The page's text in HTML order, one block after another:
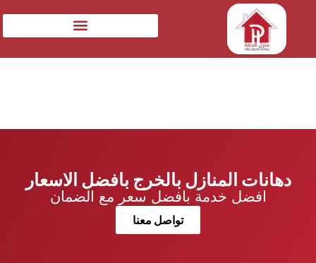
دهانات المنازل بالخرج بافضل الاسعار
افضل خدمة بافضل سعر مع الضمان
تواصل معنا